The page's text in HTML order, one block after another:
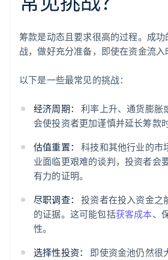
筹款是动态且要求很高的过程。成
战，做好充分准备，即使在资金流入
以下是一些最常见的挑战：
经济周期：
利率上升、通货膨胀
会使投资者更加谨慎并延长筹款时
估值重置：
科技和其他行业的市
业面临更艰难的谈判，投资者会
有力的证明。
尽职调查：
投资者在投入资金之
的证据。这可能包括获客成本、
性。
选择性投资：
即使资金池仍然很